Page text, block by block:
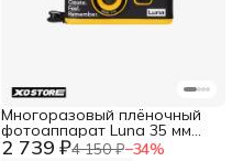
2 739 ₽4 150 ₽−34%
Многоразовый плёночный
фотоаппарат Luna 35 мм
(тип 135)